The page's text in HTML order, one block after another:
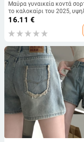
Μαύρα γυναικεία κοντά
το καλοκαίρι του 2025,
μέση, κορεατικό στυλ,
16.11 €